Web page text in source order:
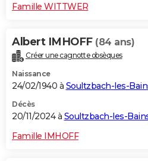
CARTE DE VOEUX
Dictionnaire
Biographies
Citations
Expressions
Proverbes
PROGRAMME TV
COPAINS D'AVANT
S'inscrire
Se connecter
Lycées
Collèges
Primaires
Universités
Entreprises
Service militaire
Avis de recherche
AVIS DE DÉCÈS
Famille WITTWER
Albert IMHOFF (84 ans)
Créer une cagnotte obsèques
Naissance
24/02/1940 à Soultzbach-les-
Décès
20/11/2024 à Soultzbach-les-
Famille IMHOFF